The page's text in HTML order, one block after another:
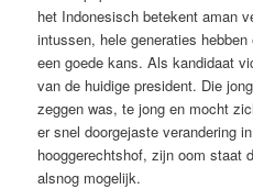
het Indonesisch betekent aman
intussen, hele generaties
een goede kans. Als kandidaat
van de huidige president. Die
zeggen was, te jong en mocht
er snel doorgejaste verandering
hooggerechtshof, zijn oom staat
alsnog mogelijk.